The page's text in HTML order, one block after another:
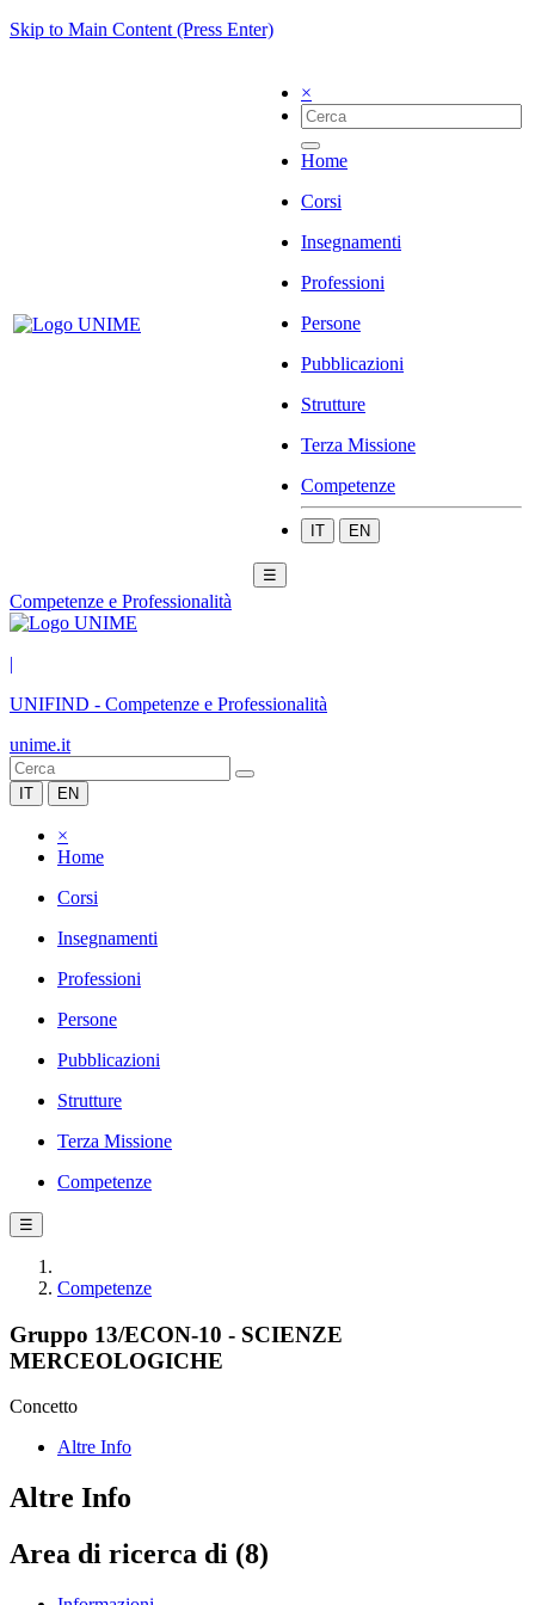
Skip to Main Content (Press Enter)
×
Home
Corsi
Insegnamenti
Professioni
Persone
Pubblicazioni
Strutture
Terza Missione
Competenze
IT EN
☰
Competenze e Professionalità
|
UNIFIND - Competenze e Professionalità
unime.it
IT EN
×
Home
Corsi
Insegnamenti
Professioni
Persone
Pubblicazioni
Strutture
Terza Missione
Competenze
☰
Competenze
Gruppo 13/ECON-10 - SCIENZE
MERCEOLOGICHE
Concetto
Altre Info
Altre Info
Area di ricerca di (8)